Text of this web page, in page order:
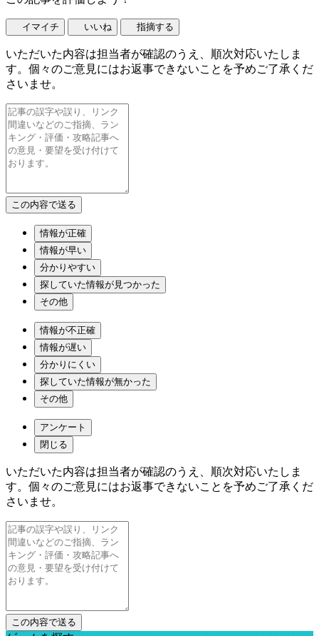
イマイチ いいね 指摘する
いただいた内容は担当者が確認のうえ、順次対応いたしま
す。個々のご意見にはお返事できないことを予めご了承くだ
さいませ。
情報が正確
情報が早い
分かりやすい
探していた情報が見つかった
その他
情報が不正確
情報が遅い
分かりにくい
探していた情報が無かった
その他
アンケート
閉じる
いただいた内容は担当者が確認のうえ、順次対応いたしま
す。個々のご意見にはお返事できないことを予めご了承くだ
さいませ。